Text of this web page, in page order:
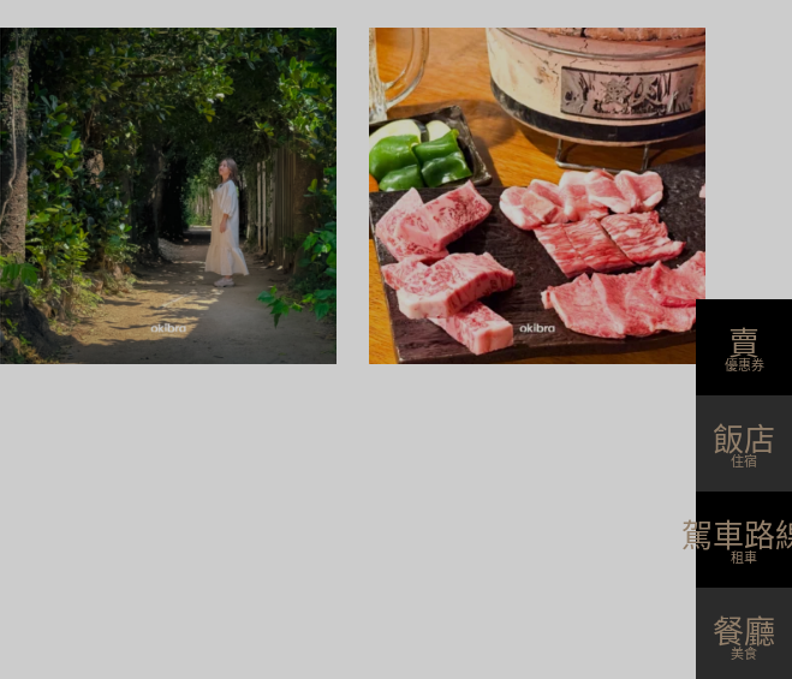
今歸仁村 家人推薦
住宿｜陽月-Hizuki-/沖繩縣今歸仁村 坐
落於今泊的福木林蔭道旁……
位於沖繩縣今歸仁村今泊的福木林蔭道旁，坐
落著這間隱世旅館「宿｜陽月-Hizuki-」。遠
離都市的喧囂，這裡是專為成年人打造的聖
地，讓人能盡情享受「無所事事」的奢華。精
緻的和室……
閱讀更多 賣
優惠券
飯店
住宿
駕車路
租車
餐廳
美食